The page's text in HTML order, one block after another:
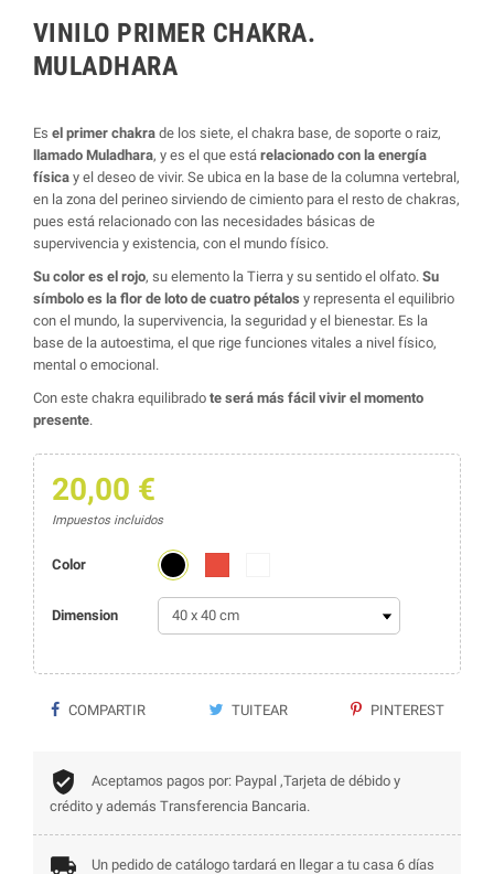
VINILO PRIMER CHAKRA.
MULADHARA
Es el primer chakra de los siete, el chakra base, de soporte o raiz,
llamado Muladhara, y es el que está relacionado con la energía
física y el deseo de vivir. Se ubica en la base de la columna vertebral,
en la zona del perineo sirviendo de cimiento para el resto de chakras,
pues está relacionado con las necesidades básicas de
supervivencia y existencia, con el mundo físico.
Su color es el rojo, su elemento la Tierra y su sentido el olfato. Su
símbolo es la flor de loto de cuatro pétalos y representa el equilibrio
con el mundo, la supervivencia, la seguridad y el bienestar. Es la
base de la autoestima, el que rige funciones vitales a nivel físico,
mental o emocional.
Con este chakra equilibrado te será más fácil vivir el momento
presente.
20,00 €
Impuestos incluidos
Color Negro
Dimension
COMPARTIR TUITEAR PINTEREST
Aceptamos pagos por: Paypal ,Tarjeta de débido y
crédito y además Transferencia Bancaria.
Un pedido de catálogo tardará en llegar a tu casa 6 días